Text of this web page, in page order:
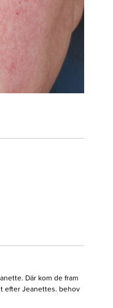
Där kom de fram
efter Jeanettes. behov